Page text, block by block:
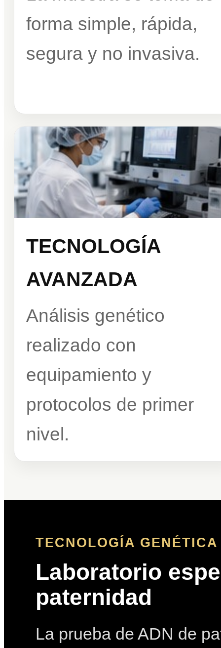
forma simple, rápida,
segura y no invasiva.
TECNOLOGÍA
AVANZADA
Análisis genético
realizado con
equipamiento y
protocolos de primer
nivel.
TECNOLOGÍA
Laboratorio
paternidad
La prueba de ADN de